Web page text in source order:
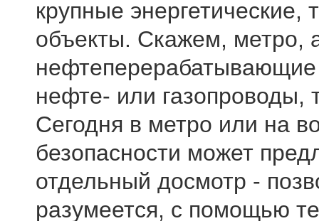
крупные
объекты. Скажем, метро,
нефте- или газопроводы,
Сегодня в метро или на
безопасности может
отдельный досмотр -
разумеется, с помощью